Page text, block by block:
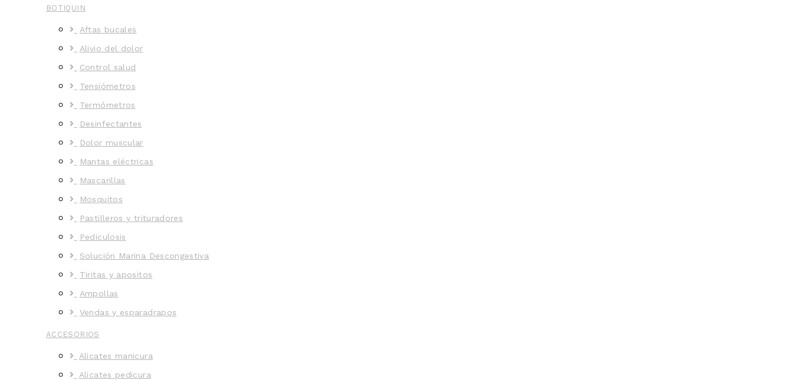
BOTIQUIN
Aftas bucales
Alivio del dolor
Control salud
Tensiómetros
Termómetros
Desinfectantes
Dolor muscular
Mantas eléctricas
Mascarillas
Mosquitos
Pastilleros y trituradores
Pediculosis
Solución Marina Descongestiva
Tiritas y apositos
Ampollas
Vendas y esparadrapos
ACCESORIOS
Alicates manicura
Alicates pedicura